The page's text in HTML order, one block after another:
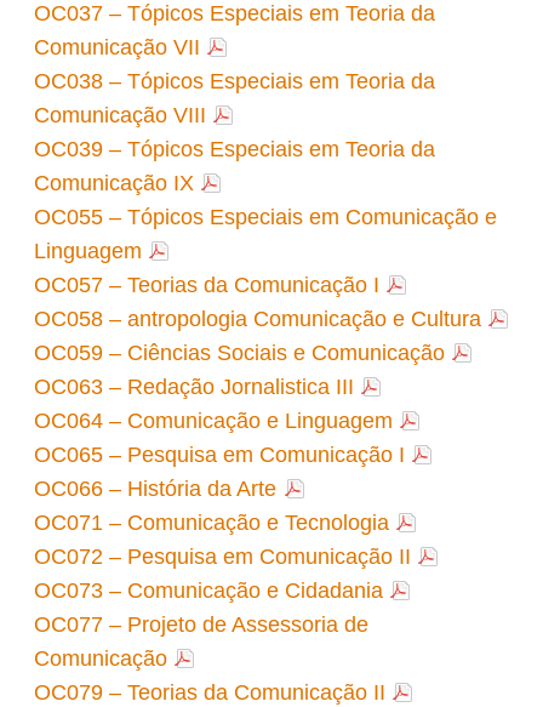
OC037 – Tópicos Especiais em Teoria da
Comunicação VII
OC038 – Tópicos Especiais em Teoria da
Comunicação VIII
OC039 – Tópicos Especiais em Teoria da
Comunicação IX
OC055 – Tópicos Especiais em Comunicação e
Linguagem
OC057 – Teorias da Comunicação I
OC058 – antropologia Comunicação e Cultura
OC059 – Ciências Sociais e Comunicação
OC063 – Redação Jornalistica III
OC064 – Comunicação e Linguagem
OC065 – Pesquisa em Comunicação I
OC066 – História da Arte
OC071 – Comunicação e Tecnologia
OC072 – Pesquisa em Comunicação II
OC073 – Comunicação e Cidadania
OC077 – Projeto de Assessoria de
Comunicação
OC079 – Teorias da Comunicação II